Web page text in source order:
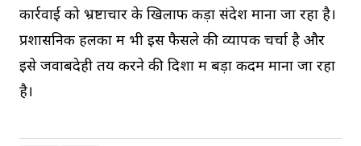
कार्रवाई को भ्रष्टाचार के खिलाफ कड़ा संदेश माना जा रहा है।
प्रशासनिक हलकों में भी इस फैसले की व्यापक चर्चा है और
इसे जवाबदेही तय करने की दिशा में बड़ा कदम माना जा रहा
है।